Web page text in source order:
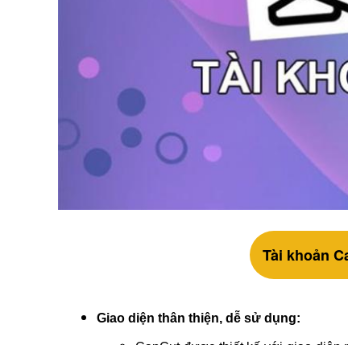
Tài khoản
Giao diện thân thiện, dễ sử dụng: